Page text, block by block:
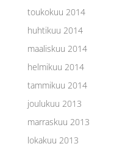
toukokuu 2014
huhtikuu 2014
maaliskuu 2014
helmikuu 2014
tammikuu 2014
joulukuu 2013
marraskuu 2013
lokakuu 2013